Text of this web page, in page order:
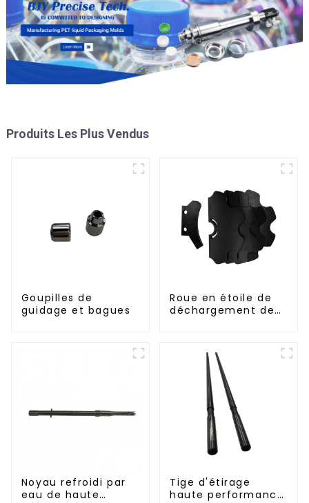
Produits Les Plus Vendus
Goupilles de
guidage et bagues
Roue en étoile de
déchargement de
Noyau refroidi par
eau de haute
Tige d'étirage
haute performance